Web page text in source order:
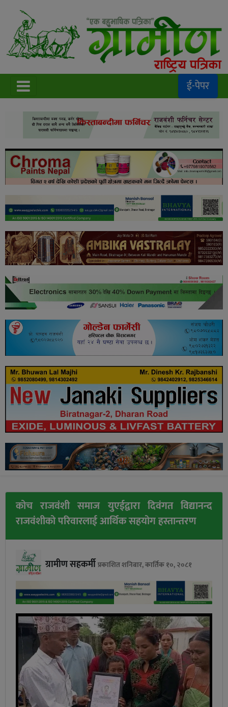
ई-पेपर
कोच राजवंशी समाज युएईद्वारा दिवंगत विद्यानन्द
राजवंशीको परिवारलाई आर्थिक सहयोग हस्तान्तरण
ग्रामीण सहकर्मीप्रकाशित शनिबार, कार्तिक १०, २०८१